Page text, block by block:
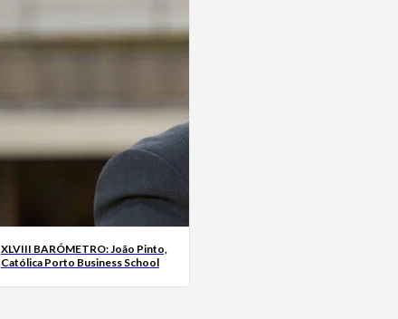
XLVIII BARÓMETRO: João Pinto,
Católica Porto Business School